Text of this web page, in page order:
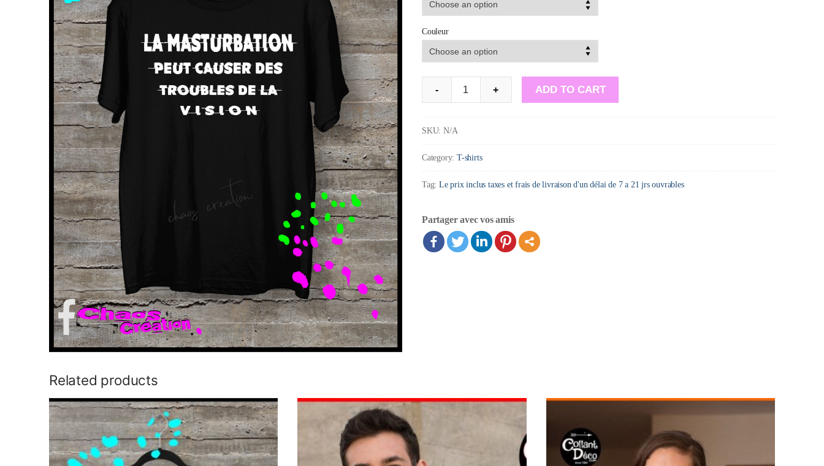
Couleur
masturbation
des
troubles
la
vision
- + ADD TO CART
SKU: N/A
Category: T-shirts
Tag: Le prix inclus taxes et frais de livraison d'un délai de 7 a 21 jrs ouvrables
Partager avec vos amis
Related products